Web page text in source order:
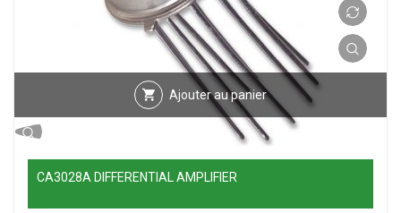
Ajouter au panier
CA3028A DIFFERENTIAL AMPLIFIER